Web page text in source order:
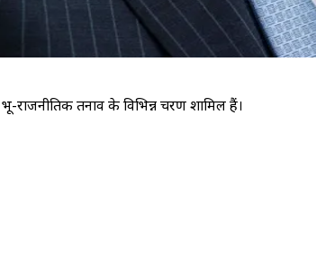
तनाव के विभिन्न चरण शामिल हैं।